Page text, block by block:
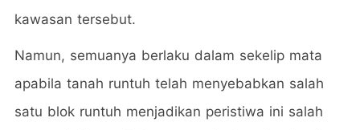
kawasan tersebut.
Namun, semuanya berlaku dalam sekelip mata
apabila tanah runtuh telah menyebabkan salah
satu blok runtuh menjadikan peristiwa ini salah